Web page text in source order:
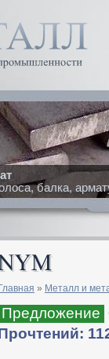
балка,
» Металл и
Предложение